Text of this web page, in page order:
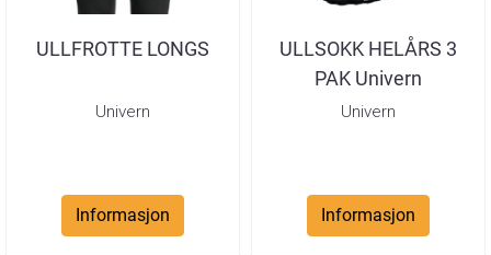
ULLFROTTE LONGS
Univern
Informasjon
ULLSOKK HELÅRS 3
PAK Univern
Univern
Informasjon